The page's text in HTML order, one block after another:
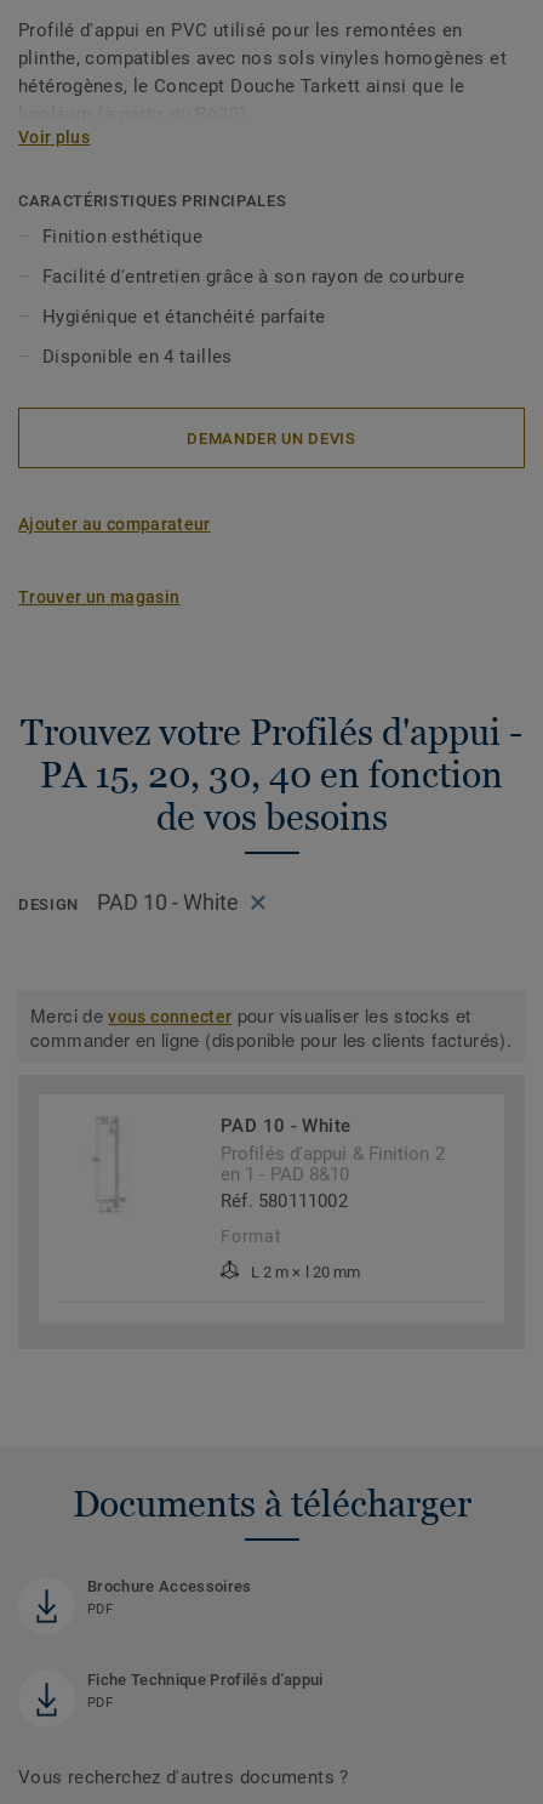
Profilé d'appui en PVC utilisé pour les remontées en
plinthe, compatibles avec nos sols vinyles homogènes et
hétérogènes, le Concept Douche Tarkett ainsi que le
Voir plus
CARACTÉRISTIQUES PRINCIPALES
Finition esthétique
Facilité d'entretien grâce à son rayon de courbure
Hygiénique et étanchéité parfaite
Disponible en 4 tailles
DEMANDER UN DEVIS
Ajouter au comparateur
Trouver un magasin
Trouvez votre Profilés d'appui -
PA 15, 20, 30, 40 en fonction
de vos besoins
DESIGN PAD 10 - White
Merci devous connecter pour visualiser les stocks et
commander en ligne (disponible pour les clients facturés).
PAD 10 - White
Profilés d'appui & Finition 2
en 1 - PAD 8&10
Réf. 580111002
Format
L 2 m × l 20 mm
Documents à télécharger
Brochure Accessoires
PDF
Fiche Technique Profilés d'appui
PDF
Vous recherchez d'autres documents ?